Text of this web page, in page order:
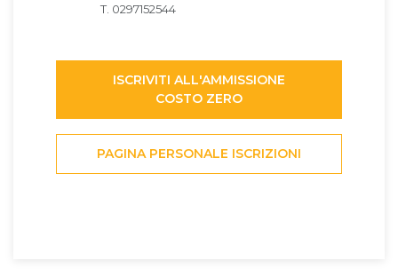
T. 0297152544
ISCRIVITI ALL'AMMISSIONE
COSTO ZERO
PAGINA PERSONALE ISCRIZIONI